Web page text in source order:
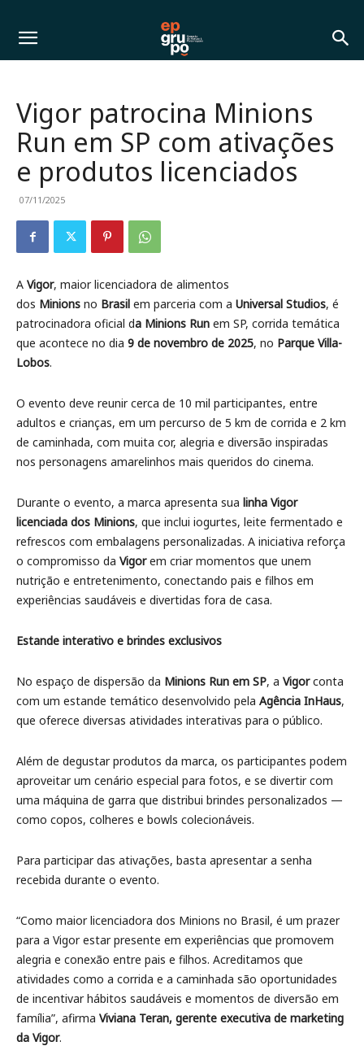
Vigor patrocina Minions
Run em SP com ativações
e produtos licenciados
07/11/2025
A Vigor, maior licenciadora de alimentos
dos Minions no Brasil em parceria com a Universal Studios, é
patrocinadora oficial da Minions Run em SP, corrida temática
que acontece no dia 9 de novembro de 2025, no Parque Villa-
Lobos.
O evento deve reunir cerca de 10 mil participantes, entre
adultos e crianças, em um percurso de 5 km de corrida e 2 km
de caminhada, com muita cor, alegria e diversão inspiradas
nos personagens amarelinhos mais queridos do cinema.
Durante o evento, a marca apresenta sua linha Vigor
licenciada dos Minions, que inclui iogurtes, leite fermentado e
refrescos com embalagens personalizadas. A iniciativa reforça
o compromisso da Vigorem criar momentos que unem
nutrição e entretenimento, conectando pais e filhos em
experiências saudáveis e divertidas fora de casa.
Estande interativo e brindes exclusivos
No espaço de dispersão da Minions Run em SP, a Vigorconta
com um estande temático desenvolvido pela Agência InHaus,
que oferece diversas atividades interativas para o público.
Além de degustar produtos da marca, os participantes podem
aproveitar um cenário especial para fotos, e se divertir com
uma máquina de garra que distribui brindes personalizados —
como copos, colheres e bowls colecionáveis.
Para participar das ativações, basta apresentar a senha
recebida durante o evento.
“Como maior licenciadora dos Minions no Brasil, é um prazer
para a Vigor estar presente em experiências que promovem
alegria e conexão entre pais e filhos. Acreditamos que
atividades como a corrida e a caminhada são oportunidades
de incentivar hábitos saudáveis e momentos de diversão em
família”, afirma Viviana Teran, gerente executiva de marketing
da Vigor.